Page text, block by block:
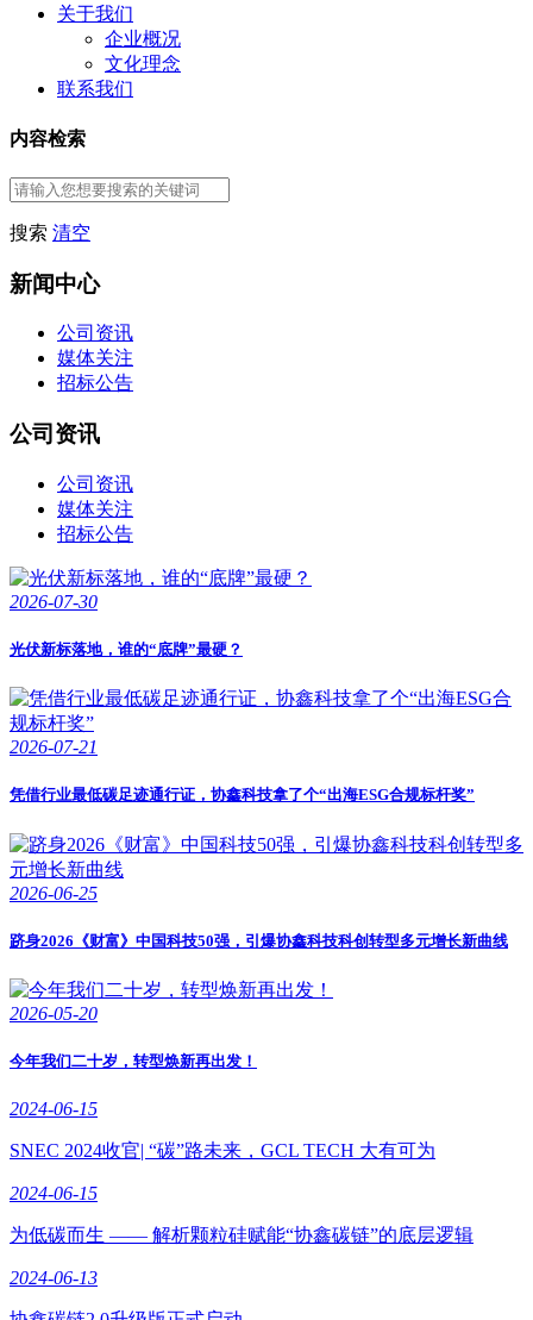
关于我们
企业概况
文化理念
联系我们
内容检索
搜索 清空
新闻中心
公司资讯
媒体关注
招标公告
公司资讯
公司资讯
媒体关注
招标公告
2026-07-30
光伏新标落地，谁的“底牌”最硬？
2026-07-21
凭借行业最低碳足迹通行证，协鑫科技拿了个“出海ESG合规标杆奖”
2026-06-25
跻身2026《财富》中国科技50强，引爆协鑫科技科创转型多元增长新曲线
2026-05-20
今年我们二十岁，转型焕新再出发！
2024-06-15
SNEC 2024收官| “碳”路未来，GCL TECH 大有可为
2024-06-15
为低碳而生 —— 解析颗粒硅赋能“协鑫碳链”的底层逻辑
2024-06-13